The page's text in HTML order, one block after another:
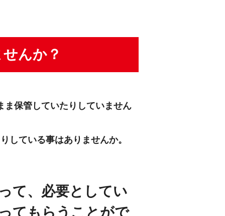
んか？
ま保管していたりしていません
している事はありませんか。
て、必要としてい
てもらうことがで